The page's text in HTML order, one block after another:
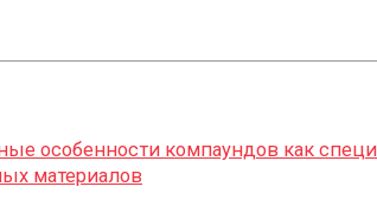
особенности компаундов как
материалов